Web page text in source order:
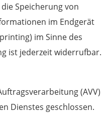
Speicherung von
im Endgerät
im Sinne des
ist jederzeit widerrufbar.
(AVV)
Dienstes geschlossen.